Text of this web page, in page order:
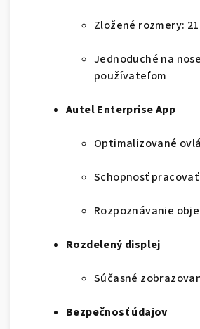
Zložené rozmery:
Jednoduché na
používateľom
Autel Enterprise App
Optimalizované
Schopnosť pracovať
Rozpoznávanie
Rozdelený displej
Súčasné
Bezpečnosť údajov